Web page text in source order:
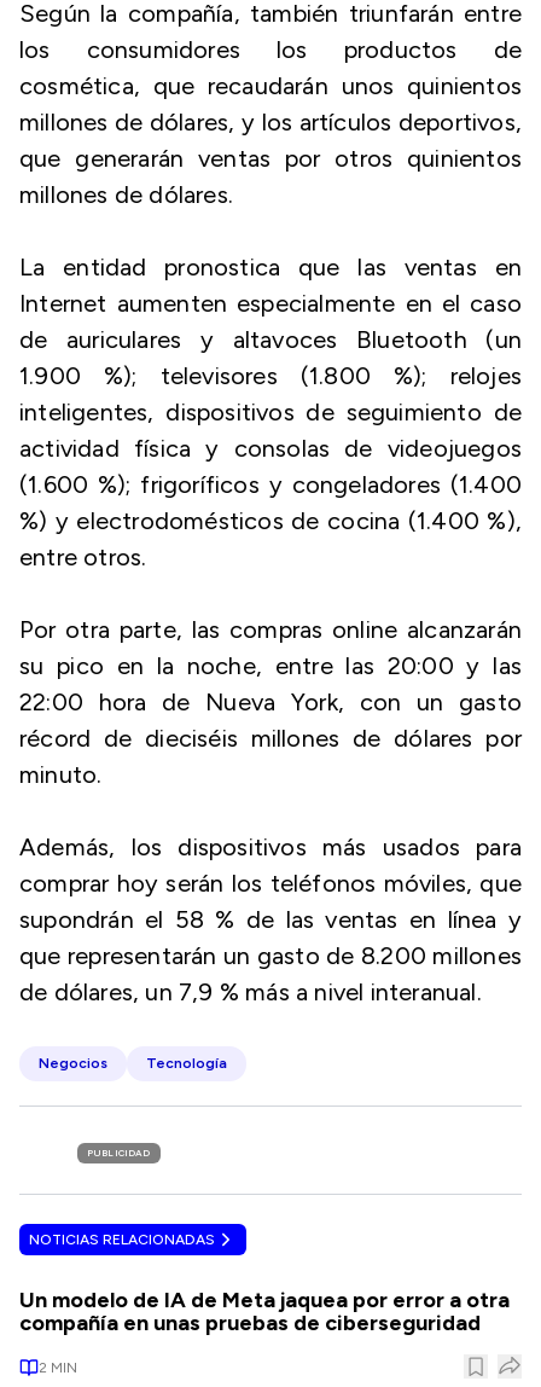
Según la compañía, también triunfarán entre
los consumidores los productos de
cosmética, que recaudarán unos quinientos
millones de dólares, y los artículos deportivos,
que generarán ventas por otros quinientos
millones de dólares.
La entidad pronostica que las ventas en
Internet aumenten especialmente en el caso
de auriculares y altavoces Bluetooth (un
1.900 %); televisores (1.800 %); relojes
inteligentes, dispositivos de seguimiento de
actividad física y consolas de videojuegos
(1.600 %); frigoríficos y congeladores (1.400
%) y electrodomésticos de cocina (1.400 %),
entre otros.
Por otra parte, las compras online alcanzarán
su pico en la noche, entre las 20:00 y las
22:00 hora de Nueva York, con un gasto
récord de dieciséis millones de dólares por
minuto.
Además, los dispositivos más usados para
comprar hoy serán los teléfonos móviles, que
supondrán el 58 % de las ventas en línea y
que representarán un gasto de 8.200 millones
de dólares, un 7,9 % más a nivel interanual.
Negocios Tecnología
PUBLICIDAD
NOTICIAS RELACIONADAS
Un modelo de IA de Meta jaquea por error a otra
compañía en unas pruebas de ciberseguridad
2 MIN